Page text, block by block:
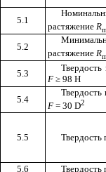
5.1
растяжение R
5.2
растяжение R
5.3
F ≥ 98 H
5.4
F = 30 D2
5.5 Твердость
5.6
Твердость